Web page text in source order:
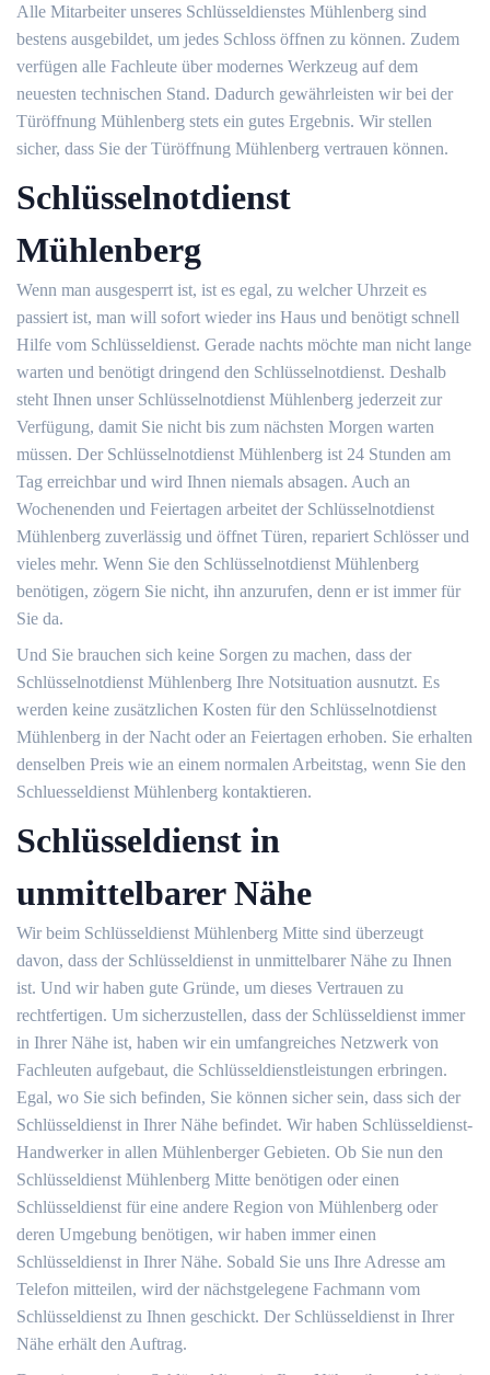
Alle Mitarbeiter unseres Schlüsseldienstes Mühlenberg sind
bestens ausgebildet, um jedes Schloss öffnen zu können. Zudem
verfügen alle Fachleute über modernes Werkzeug auf dem
neuesten technischen Stand. Dadurch gewährleisten wir bei der
Türöffnung Mühlenberg stets ein gutes Ergebnis. Wir stellen
sicher, dass Sie der Türöffnung Mühlenberg vertrauen können.
Schlüsselnotdienst
Mühlenberg
Wenn man ausgesperrt ist, ist es egal, zu welcher Uhrzeit es
passiert ist, man will sofort wieder ins Haus und benötigt schnell
Hilfe vom Schlüsseldienst. Gerade nachts möchte man nicht lange
warten und benötigt dringend den Schlüsselnotdienst. Deshalb
steht Ihnen unser Schlüsselnotdienst Mühlenberg jederzeit zur
Verfügung, damit Sie nicht bis zum nächsten Morgen warten
müssen. Der Schlüsselnotdienst Mühlenberg ist 24 Stunden am
Tag erreichbar und wird Ihnen niemals absagen. Auch an
Wochenenden und Feiertagen arbeitet der Schlüsselnotdienst
Mühlenberg zuverlässig und öffnet Türen, repariert Schlösser und
vieles mehr. Wenn Sie den Schlüsselnotdienst Mühlenberg
benötigen, zögern Sie nicht, ihn anzurufen, denn er ist immer für
Sie da.
Und Sie brauchen sich keine Sorgen zu machen, dass der
Schlüsselnotdienst Mühlenberg Ihre Notsituation ausnutzt. Es
werden keine zusätzlichen Kosten für den Schlüsselnotdienst
Mühlenberg in der Nacht oder an Feiertagen erhoben. Sie erhalten
denselben Preis wie an einem normalen Arbeitstag, wenn Sie den
Schluesseldienst Mühlenberg kontaktieren.
Schlüsseldienst in
unmittelbarer Nähe
Wir beim Schlüsseldienst Mühlenberg Mitte sind überzeugt
davon, dass der Schlüsseldienst in unmittelbarer Nähe zu Ihnen
ist. Und wir haben gute Gründe, um dieses Vertrauen zu
rechtfertigen. Um sicherzustellen, dass der Schlüsseldienst immer
in Ihrer Nähe ist, haben wir ein umfangreiches Netzwerk von
Fachleuten aufgebaut, die Schlüsseldienstleistungen erbringen.
Egal, wo Sie sich befinden, Sie können sicher sein, dass sich der
Schlüsseldienst in Ihrer Nähe befindet. Wir haben Schlüsseldienst-
Handwerker in allen Mühlenberger Gebieten. Ob Sie nun den
Schlüsseldienst Mühlenberg Mitte benötigen oder einen
Schlüsseldienst für eine andere Region von Mühlenberg oder
deren Umgebung benötigen, wir haben immer einen
Schlüsseldienst in Ihrer Nähe. Sobald Sie uns Ihre Adresse am
Telefon mitteilen, wird der nächstgelegene Fachmann vom
Schlüsseldienst zu Ihnen geschickt. Der Schlüsseldienst in Ihrer
Nähe erhält den Auftrag.